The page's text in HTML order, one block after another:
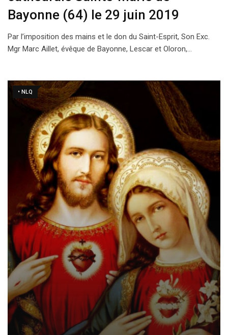
Bayonne (64) le 29 juin 2019
Par l’imposition des mains et le don du Saint-­Esprit, Son Exc.
Mgr Marc Aillet, évêque de Bayonne, Lescar et Oloron,…
• NLQ